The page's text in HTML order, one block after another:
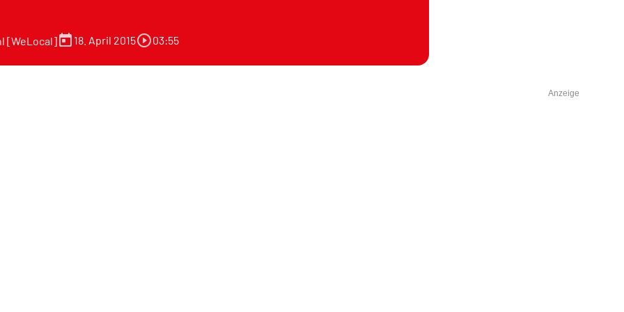
[WeLocal]today 18. April 2015play_circle_outline03:55
Anzeige